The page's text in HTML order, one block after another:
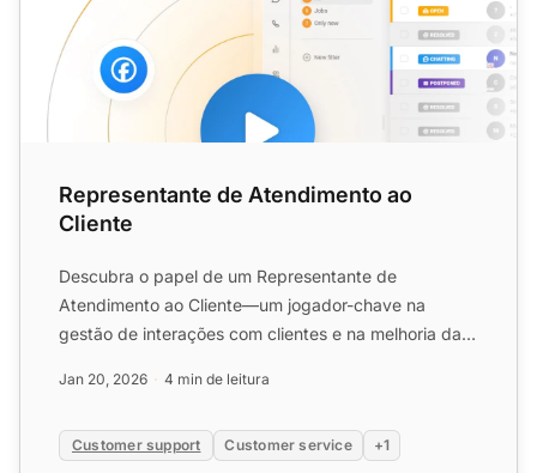
Representante de Atendimento ao
Cliente
Descubra o papel de um Representante de
Atendimento ao Cliente—um jogador-chave na
gestão de interações com clientes e na melhoria da
Jan 20, 2026 4 min de leitura
Customer support Customer service +1